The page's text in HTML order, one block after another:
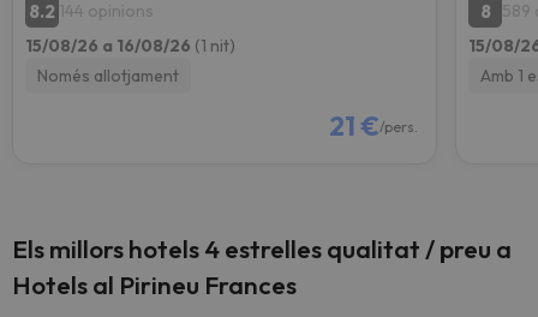
8.2 144 opinions
15/08/26 a 16/08/26 (1 nit)
Només allotjament
21 €/pers.
8
589
15/08/
Amb 1
Els millors hotels 4 estrelles qualitat / preu a
Hotels al Pirineu Frances